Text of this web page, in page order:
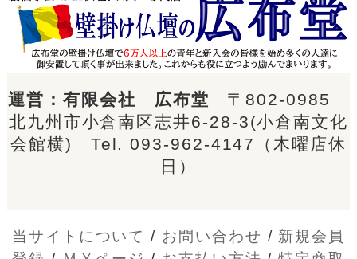
運営：有限会社 広布堂 〒802-0985
北九州市小倉南区志井6-28-3(小倉南文化
会館横) Tel.093-962-4147
（木曜店休
日）
当サイトについて / お問い合わせ / 新規会員